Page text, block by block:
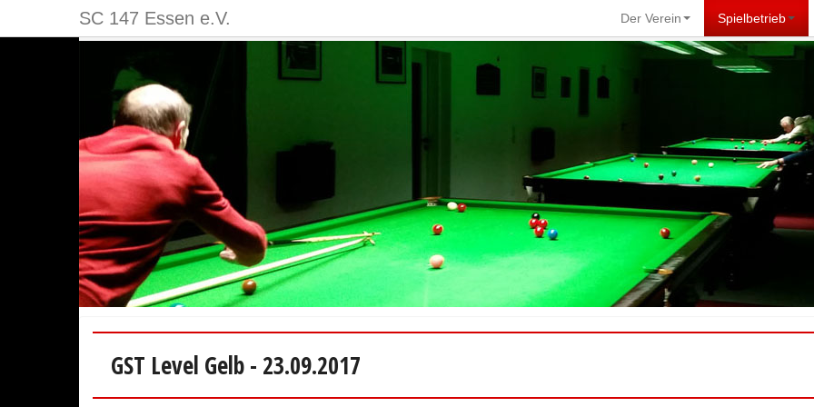
SC 147 Essen e.V. Der Verein Spielbetrieb
GST Level Gelb - 23.09.2017